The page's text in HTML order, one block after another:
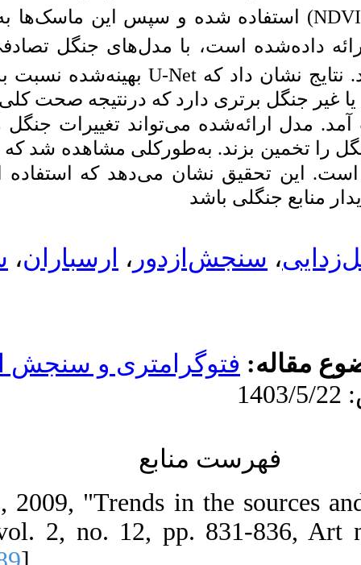
اصلاح شدند.
Random
)و شبکه
مرسوم یادگیری
دقیق نشان دهد و
ارسباران
بهینه‌شده می‌تواند
1. C. Le
Nature
garousi A, hosseininaveh A, latifi
H. Monitoring deforestation in
Arsbaran Biosphere Reserve using
based on the refined U-Net
network. JGST 2024; 14 (1) : 7
URL:http://jgst.issgeac.ir/article-1-
1189-fa.html
گروسی امیررضا، حسینی نوه
علی، لطیفی هومن. پایش
جنگل‌زدایی در ذخیره‌گاه